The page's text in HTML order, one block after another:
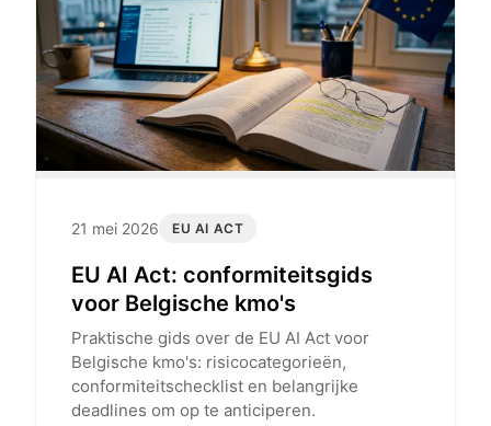
21 mei 2026 EU AI ACT
EU AI Act: conformiteitsgids
voor Belgische kmo's
Praktische gids over de EU AI Act voor
Belgische kmo's: risicocategorieën,
conformiteitschecklist en belangrijke
deadlines om op te anticiperen.